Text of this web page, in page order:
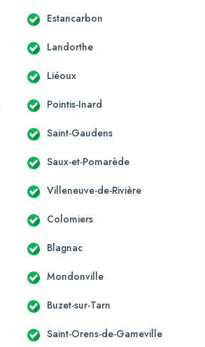
Estancarbon
Landorthe
Liéoux
Pointis-Inard
Saint-Gaudens
Saux-et-Pomarède
Villeneuve-de-Rivière
Colomiers
Blagnac
Mondonville
Buzet-sur-Tarn
Saint-Orens-de-Gameville